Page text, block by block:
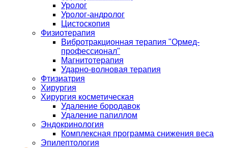
Уролог
Уролог-андролог
Цистоскопия
Физиотерапия
Вибротракционная терапия "Ормед-
профессионал"
Магнитотерапия
Ударно-волновая терапия
Фтизиатрия
Хирургия
Хирургия косметическая
Удаление бородавок
Удаление папиллом
Эндокринология
Комплексная программа снижения веса
Эпилептология